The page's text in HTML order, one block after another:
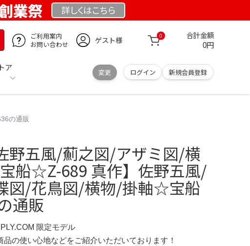
業祭 詳しくはこちら
ご利用案内
お問い合わせ
ゲスト様 0 合計金額
0円
ア
変更 ログイン 新規会員登録
の通販
野五風/薊之図/アザミ図/横
船☆Z-689 真作】佐野五風/
図/花鳥図/横物/掛軸☆宝船
通販
限定モデル
品の使い心地などをご紹介いただいております！